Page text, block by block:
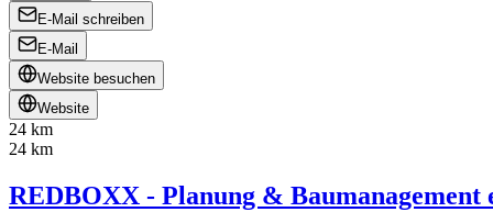
E-Mail schreiben
E-Mail
Website besuchen
Website
24 km
24 km
REDBOXX - Planung & Baumanagement